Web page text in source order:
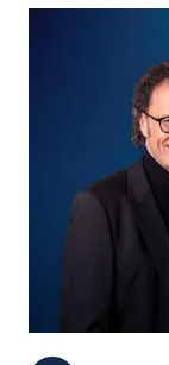
CONCORSI
EVENTI
TV